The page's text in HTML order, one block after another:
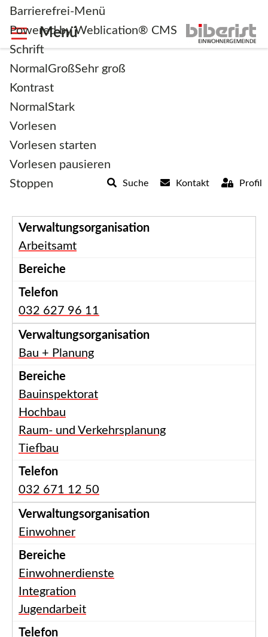
Barrierefrei-Menü
Powered by Weblication® CMS
Schrift
Normal GroßSehr groß
Kontrast
Normal Stark
Vorlesen
Vorlesen starten
Vorlesen pausieren
Stoppen
Profil
Kontakt
Suche
Abteilungen
Arbeitsamt
032 627 96 11
Bau + Planung
Bauinspektorat
Hochbau
Raum- und Verkehrsplanung
Tiefbau
032 671 12 50
Einwohner
Einwohnerdienste
Integration
Jugendarbeit